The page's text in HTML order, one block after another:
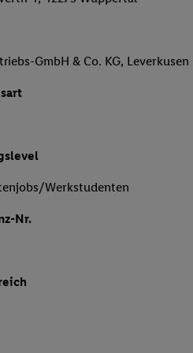
GmbH & Co. KG,
Werkstudenten
Nr.